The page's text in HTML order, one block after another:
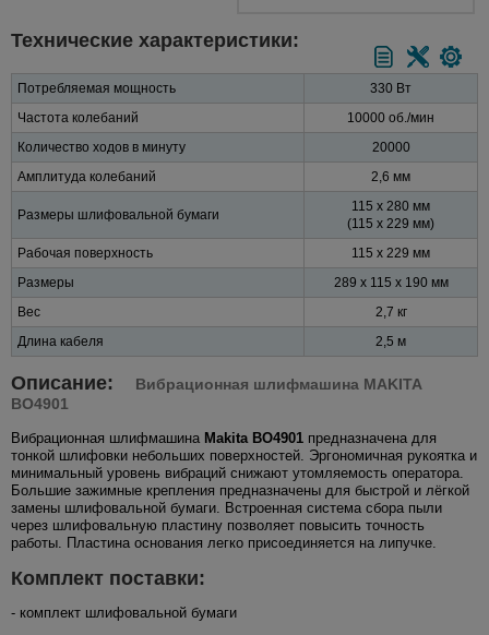
Технические характеристики:
Потребляемая мощность
330 Вт
Частота колебаний
10000 об./мин
Количество ходов в минуту
20000
Амплитуда колебаний
2,6 мм
Размеры шлифовальной бумаги
115 х 280 мм
(115 х 229 мм)
Рабочая поверхность
115 х 229 мм
Размеры
289 х 115 х 190 мм
Вес
2,7 кг
Длина кабеля
2,5 м
Описание:
Вибрационная шлифмашина MAKITA
BO4901
Вибрационная шлифмашина Makita BO4901 предназначена для
тонкой шлифовки небольших поверхностей. Эргономичная рукоятка и
минимальный уровень вибраций снижают утомляемость оператора.
Большие зажимные крепления предназначены для быстрой и лёгкой
замены шлифовальной бумаги. Встроенная система сбора пыли
через шлифовальную пластину позволяет повысить точность
работы. Пластина основания легко присоединяется на липучке.
Комплект поставки:
- комплект шлифовальной бумаги